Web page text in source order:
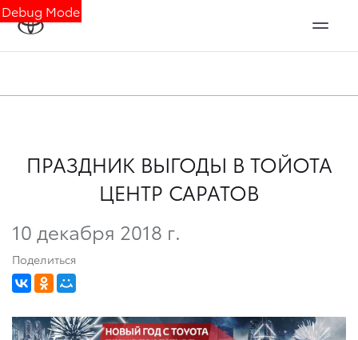
Debug Mode
ПРАЗДНИК ВЫГОДЫ В ТОЙОТА
ЦЕНТР САРАТОВ
10 декабря 2018 г.
Поделиться